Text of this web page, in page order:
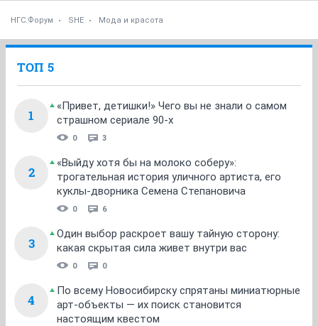
НГС.Форум SHE Мода и красота
ТОП 5
1
«Привет, детишки!» Чего вы не знали о самом
страшном сериале 90-х
0 3
2
«Выйду хотя бы на молоко соберу»:
трогательная история уличного артиста, его
куклы-дворника Семена Степановича
0 6
3
Один выбор раскроет вашу тайную сторону:
какая скрытая сила живет внутри вас
0 0
4
По всему Новосибирску спрятаны миниатюрные
арт-объекты — их поиск становится
настоящим квестом